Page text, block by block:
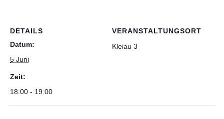
DETAILS
Datum:
5 Juni
Zeit:
18:00 - 19:00
VERANSTALTUNGSORT
Kleiau 3